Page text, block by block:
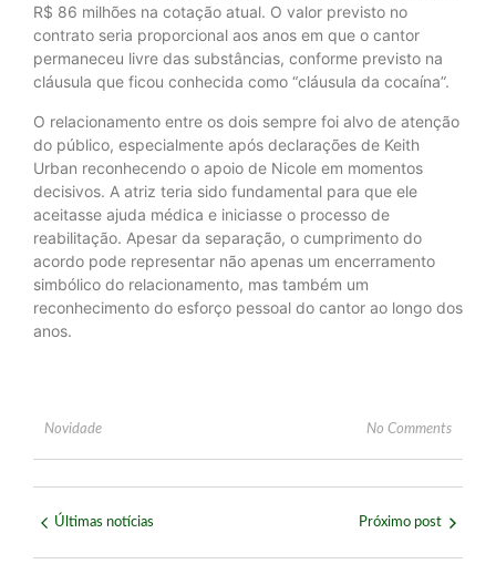
R$ 86 milhões na cotação atual. O valor previsto no
contrato seria proporcional aos anos em que o cantor
permaneceu livre das substâncias, conforme previsto na
cláusula que ficou conhecida como “cláusula da cocaína”.
O relacionamento entre os dois sempre foi alvo de atenção
do público, especialmente após declarações de Keith
Urban reconhecendo o apoio de Nicole em momentos
decisivos. A atriz teria sido fundamental para que ele
aceitasse ajuda médica e iniciasse o processo de
reabilitação. Apesar da separação, o cumprimento do
acordo pode representar não apenas um encerramento
simbólico do relacionamento, mas também um
reconhecimento do esforço pessoal do cantor ao longo dos
anos.
Novidade No Comments
Últimas notícias Próximo post